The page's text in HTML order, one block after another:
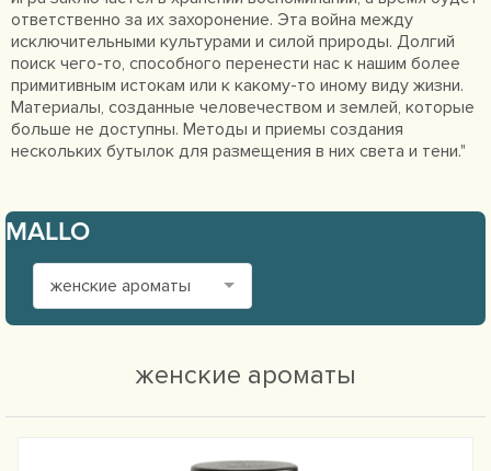
ответственно за их захоронение. Эта война между
исключительными культурами и силой природы. Долгий
поиск чего-то, способного перенести нас к нашим более
примитивным истокам или к какому-то иному виду жизни.
Материалы, созданные человечеством и землей, которые
больше не доступны. Методы и приемы создания
нескольких бутылок для размещения в них света и тени."
MALLO
женские ароматы
женские ароматы